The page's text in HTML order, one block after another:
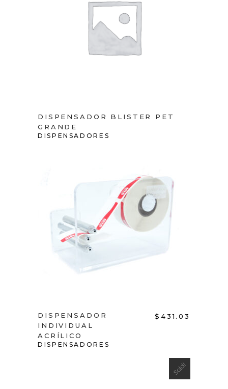
VIEW PRODUCT
DISPENSADOR BLISTER PET
GRANDE
DISPENSADORES
ADD TO CART
DISPENSADOR
INDIVIDUAL
ACRÍLICO
$ 431.03
DISPENSADORES
Sold!